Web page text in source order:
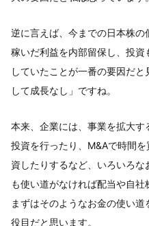
逆に言えば、今までの日本株
稼いだ利益を内部留保し、投
していたことが一番の要因だ
して成長なし」ですね。
本来、企業には、事業を拡大
投資を行ったり、M&Aで時間
資したりするなど、いろいろ
も使い道がなければ配当や自社
まずはそのようなお金の使い
役目だと思います。